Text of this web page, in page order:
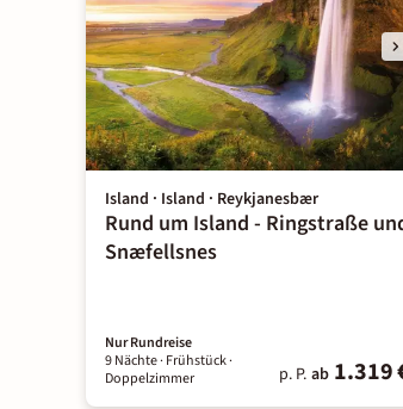
Island · Island · Reykjanesbær
Rund um Island - Ringstraße
Snæfellsnes
Nur Rundreise
9 Nächte· Frühstück·
Doppelzimmer
p. P. ab 1.319